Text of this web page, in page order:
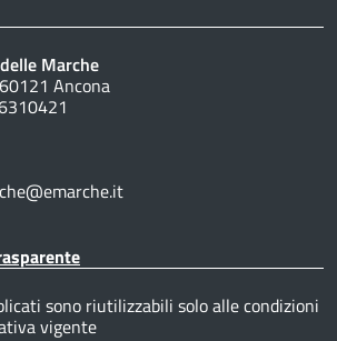
Marche
Ancona
sono riutilizzabili solo alle condizioni
vigente